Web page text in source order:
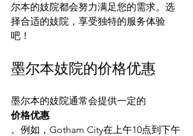
尔本的妓院都会努力满足您的需求。选
择合适的妓院，享受独特的服务体验
墨尔本妓院的价格优惠
墨尔本的妓院通常会提供一定的
价格优惠
。例如，Gotham City在上午10点到下午